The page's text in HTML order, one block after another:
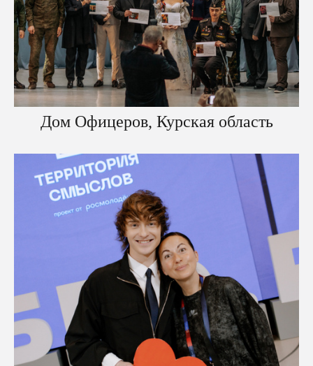
Дом Офицеров, Курская область